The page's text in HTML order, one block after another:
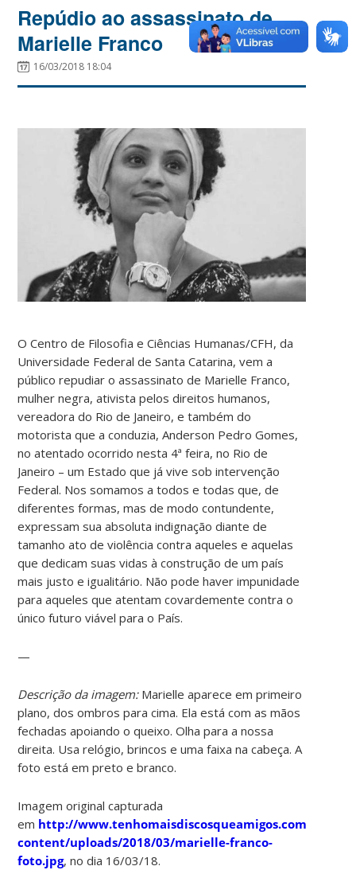
Repúdio ao assassinato de
Marielle Franco
16/03/2018 18:04
O Centro de Filosofia e Ciências Humanas/CFH, da
Universidade Federal de Santa Catarina, vem a
público repudiar o assassinato de Marielle Franco,
mulher negra, ativista pelos direitos humanos,
vereadora do Rio de Janeiro, e também do
motorista que a conduzia, Anderson Pedro Gomes,
no atentado ocorrido nesta 4ª feira, no Rio de
Janeiro – um Estado que já vive sob intervenção
Federal. Nos somamos a todos e todas que, de
diferentes formas, mas de modo contundente,
expressam sua absoluta indignação diante de
tamanho ato de violência contra aqueles e aquelas
que dedicam suas vidas à construção de um país
mais justo e igualitário. Não pode haver impunidade
para aqueles que atentam covardemente contra o
único futuro viável para o País.
—
Descrição da imagem: Marielle aparece em primeiro
plano, dos ombros para cima. Ela está com as mãos
fechadas apoiando o queixo. Olha para a nossa
direita. Usa relógio, brincos e uma faixa na cabeça. A
foto está em preto e branco.
Imagem original capturada
em http://www.tenhomaisdiscosqueamigos.com/wp-
content/uploads/2018/03/marielle-franco-
foto.jpg, no dia 16/03/18.